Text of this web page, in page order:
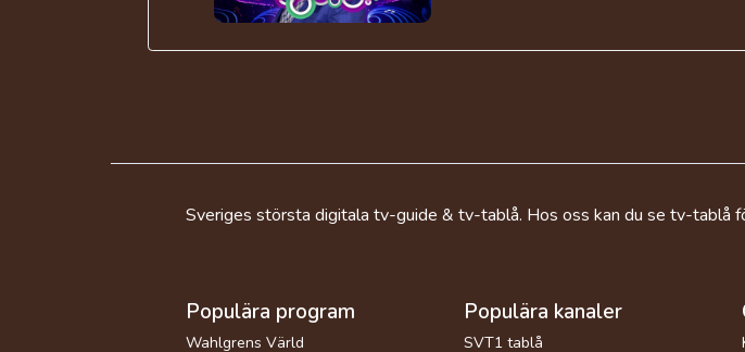
Sveriges största digitala tv-guide & tv-tablå. Hos oss kan du se tv-tablå
Populära program
Wahlgrens Värld
Populära kanaler
SVT1 tablå